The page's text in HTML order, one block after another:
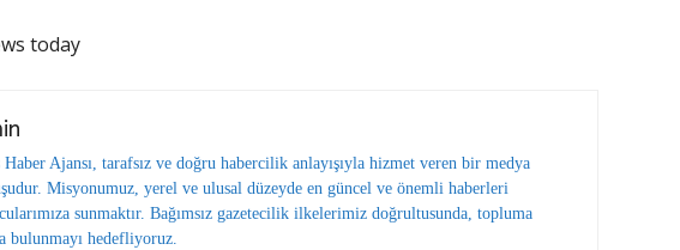
today
Haber Ajansı, tarafsız ve doğru habercilik anlayışıyla hizmet veren bir medya
Misyonumuz, yerel ve ulusal düzeyde en güncel ve önemli haberleri
sunmaktır. Bağımsız gazetecilik ilkelerimiz doğrultusunda, topluma
bulunmayı hedefliyoruz.